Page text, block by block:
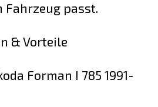
Fahrzeug passt.
& Vorteile
Forman I 785 1991-